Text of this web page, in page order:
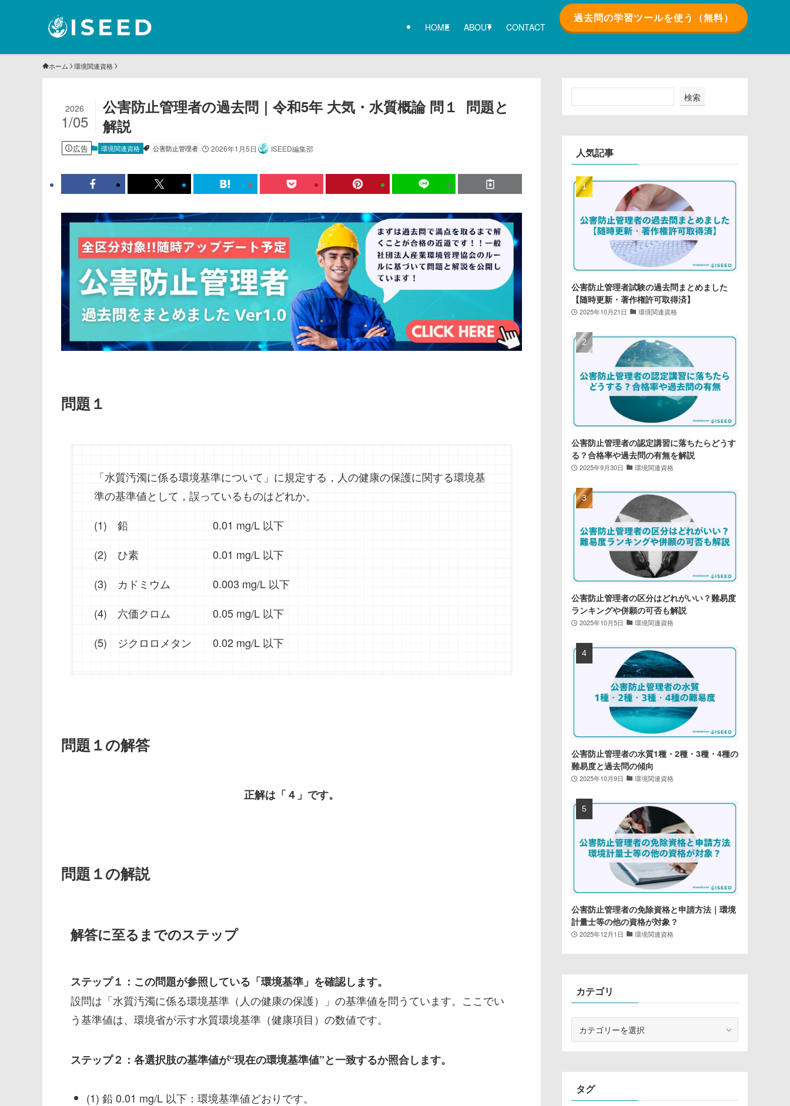
HOME ABOUT CONTACT
過去問の学習ツールを使う（無料）
ホーム 環境関連資格
公害防止管理者の過去問｜令和5年 大気・水質概論 問１ 問題と
解説
2026
1/05
広告 環境関連資格 公害防止管理者 2026年1月5日 ISEED編集部
問題１
「水質汚濁に係る環境基準について」に規定する，人の健康の保護に関する環境基
準の基準値として，誤っているものはどれか。
(1) 鉛 0.01 mg/L 以下
(2) ひ素 0.01 mg/L 以下
(3) カドミウム 0.003 mg/L 以下
(4) 六価クロム 0.05 mg/L 以下
(5) ジクロロメタン 0.02 mg/L 以下
問題１の解答
正解は「４」です。
問題１の解説
解答に至るまでのステップ
ステップ１：この問題が参照している「環境基準」を確認します。
設問は「水質汚濁に係る環境基準（人の健康の保護）」の基準値を問うています。ここでい
う基準値は、環境省が示す水質環境基準（健康項目）の数値です。
ステップ２：各選択肢の基準値が“現在の環境基準値”と一致するか照合します。
(1) 鉛 0.01 mg/L 以下：環境基準値どおりです。
検索
人気記事
公害防止管理者試験の過去問まとめました
【随時更新・著作権許可取得済】
2025年10月21日 環境関連資格
公害防止管理者の認定講習に落ちたらどうす
る？合格率や過去問の有無を解説
2025年9月30日 環境関連資格
公害防止管理者の区分はどれがいい？難易度
ランキングや併願の可否も解説
2025年10月5日 環境関連資格
公害防止管理者の水質1種・2種・3種・4種の
難易度と過去問の傾向
2025年10月9日 環境関連資格
公害防止管理者の免除資格と申請方法｜環境
計量士等の他の資格が対象？
2025年12月1日 環境関連資格
カテゴリ
タグ